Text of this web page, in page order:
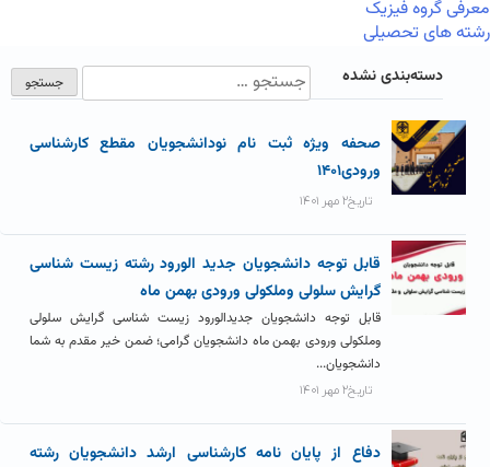
معرفی گروه فیزیک
رشته های تحصیلی
دسته‌بندی نشده
صحفه ویژه ثبت نام نودانشجویان مقطع کارشناسی
ورودی۱۴۰۱
تاریخ۲ مهر ۱۴۰۱
قابل توجه دانشجویان جدید الورود رشته زیست شناسی
گرایش سلولی وملکولی ورودی بهمن ماه
قابل توجه دانشجویان جدیدالورود زیست شناسی گرایش سلولی
وملکولی ورودی بهمن ماه دانشجویان گرامی؛ ضمن خیر مقدم به شما
دانشجویان...
تاریخ۲ مهر ۱۴۰۱
دفاع از پایان نامه کارشناسی ارشد دانشجویان رشته